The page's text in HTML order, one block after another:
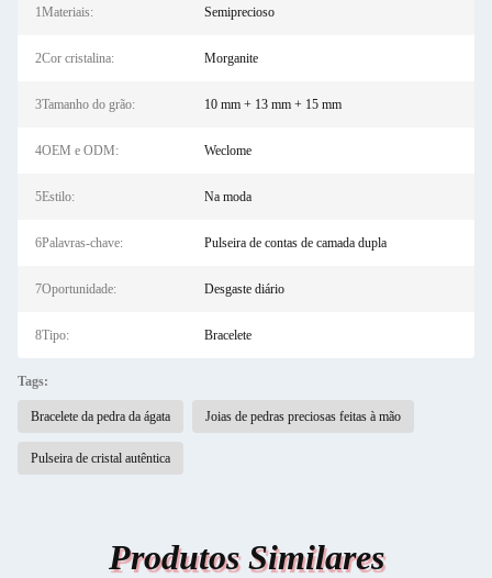
1Materiais: Semiprecioso
2Cor cristalina: Morganite
3Tamanho do grão: 10 mm + 13 mm + 15 mm
4OEM e ODM: Weclome
5Estilo: Na moda
6Palavras-chave: Pulseira de contas de camada dupla
7Oportunidade: Desgaste diário
8Tipo: Bracelete
Tags:
Bracelete da pedra da ágata Joias de pedras preciosas feitas à mão
Pulseira de cristal autêntica
Produtos Similares